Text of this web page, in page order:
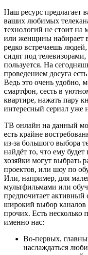
Наш ресурс предлагает
ваших любимых
технологий не стоит
или женщины набирает
редко встречаешь
сидят под
пользуется. На
проведением досуга
Ведь это очень удобно,
смартфон, сесть в
квартире, нажать пару
интересный сериал уже
ТВ онлайн на данный
есть крайне
из-за большого выбора
найдёт то, что ему
хозяйки могут выбрать
проектов, или шоу по
Или, например, для
мультфильмами или
предпочитает
широкий выбор каналов
прочих. Есть
именно нас:
Во-первых,
наслаждаться